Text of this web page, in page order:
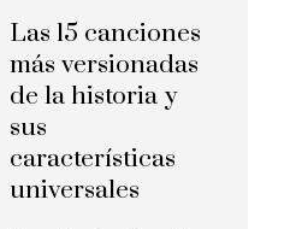
Las 15 canciones
más versionadas
de la historia y
sus
características
universales